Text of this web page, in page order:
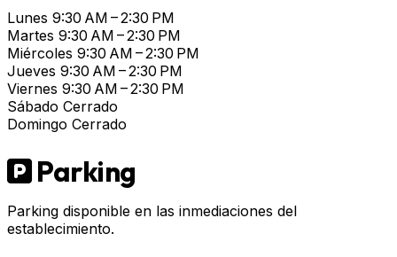
Lunes 9:30 AM – 2:30 PM
Martes 9:30 AM – 2:30 PM
Miércoles 9:30 AM – 2:30 PM
Jueves 9:30 AM – 2:30 PM
Viernes 9:30 AM – 2:30 PM
Sábado Cerrado
Domingo Cerrado
Parking
Parking disponible en las inmediaciones del
establecimiento.